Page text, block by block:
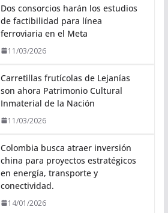
Dos consorcios harán los estudios
de factibilidad para línea
ferroviaria en el Meta
11/03/2026
Carretillas frutícolas de Lejanías
son ahora Patrimonio Cultural
Inmaterial de la Nación
11/03/2026
Colombia busca atraer inversión
china para proyectos estratégicos
en energía, transporte y
conectividad.
14/01/2026